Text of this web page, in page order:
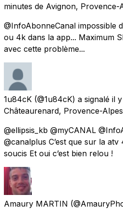
minutes de Avignon, Provence-
@InfoAbonneCanal impossible
ou 4k dans la app... Maximum
avec cette problème...
1u84cK (@1u84cK) a signalé il
Châteaurenard, Provence-
@ellipsis_kb @myCANAL
@canalplus C’est que sur la
soucis Et oui c’est bien relou !
Amaury MARTIN